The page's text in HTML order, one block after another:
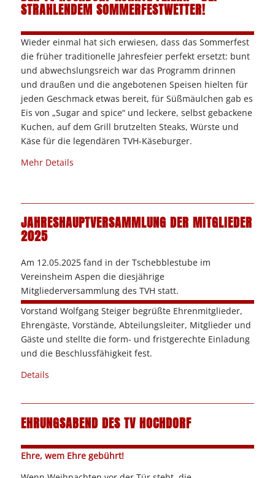
STRAHLENDEM SOMMERFESTWETTER!
Wieder einmal hat sich erwiesen, dass das Sommerfest
die früher traditionelle Jahresfeier perfekt ersetzt: bunt
und abwechslungsreich war das Programm drinnen
und draußen und die angebotenen Speisen hielten für
jeden Geschmack etwas bereit, für Süßmäulchen gab es
Eis von „Sugar and spice“ und leckere, selbst gebackene
Kuchen, auf dem Grill brutzelten Steaks, Würste und
Käse für die legendären TVH-Käseburger.
Mehr Details
JAHRESHAUPTVERSAMMLUNG DER MITGLIEDER
2025
Am 12.05.2025 fand in der Tschebblestube im
Vereinsheim Aspen die diesjährige
Mitgliederversammlung des TVH statt.
Vorstand Wolfgang Steiger begrüßte Ehrenmitglieder,
Ehrengäste, Vorstände, Abteilungsleiter, Mitglieder und
Gäste und stellte die form- und fristgerechte Einladung
und die Beschlussfähigkeit fest.
Details
EHRUNGSABEND DES TV HOCHDORF
Ehre, wem Ehre gebührt!